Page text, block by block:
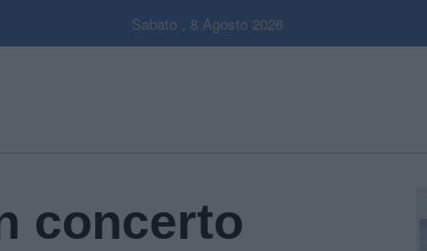
Sabato , 8 Agosto 2026
concerto